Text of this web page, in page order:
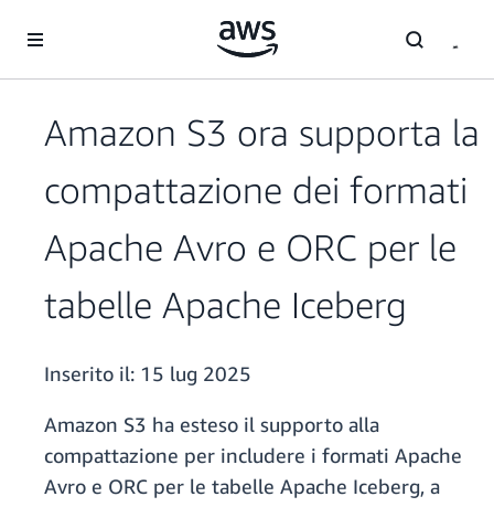
Amazon S3 ora supporta la
compattazione dei formati
Apache Avro e ORC per le
tabelle Apache Iceberg
Inserito il: 15 lug 2025
Amazon S3 ha esteso il supporto alla
compattazione per includere i formati Apache
Avro e ORC per le tabelle Apache Iceberg, a